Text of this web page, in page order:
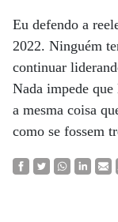
Eu defendo a
2022. Ninguém
continuar
Nada impede
a mesma coisa
como se fossem